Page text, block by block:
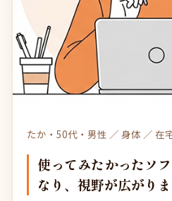
たか・50代・男性 ／ 身体 ／ 在
使ってみたかったソ
なり、視野が広がりま